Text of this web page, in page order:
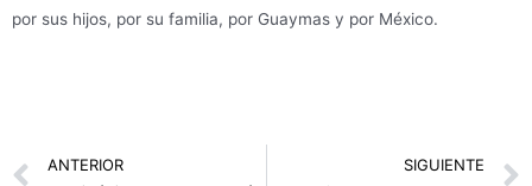
por sus hijos, por su familia, por Guaymas y por México.
Prev
ANTERIOR SIGUIENTE